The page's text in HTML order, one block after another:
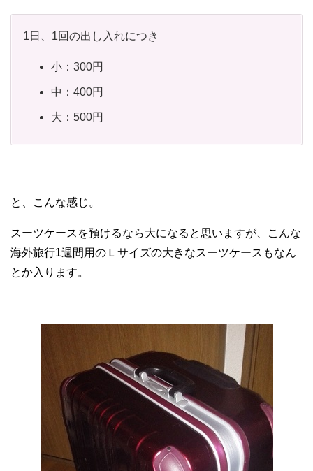
1日、1回の出し入れにつき
小：300円
中：400円
大：500円
と、こんな感じ。
スーツケースを預けるなら大になると思いますが、こんな
海外旅行1週間用のＬサイズの大きなスーツケースもなん
とか入ります。